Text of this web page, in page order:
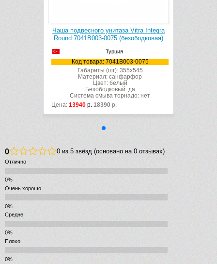
Чаша подвесного унитаза Vitra Integra
Round 7041B003-0075 (безободковая)
Турция
Код товара: 7041B003-0075
Габариты (шг): 355x545
Материал: санфарфор
Цвет: белый
Безободковый: да
Система смыва торнадо: нет
Цена: 13940 р. 18390р.
0 0 из 5 звёзд (основано на 0 отзывах)
Отлично
Очень хорошо
Средне
Плохо